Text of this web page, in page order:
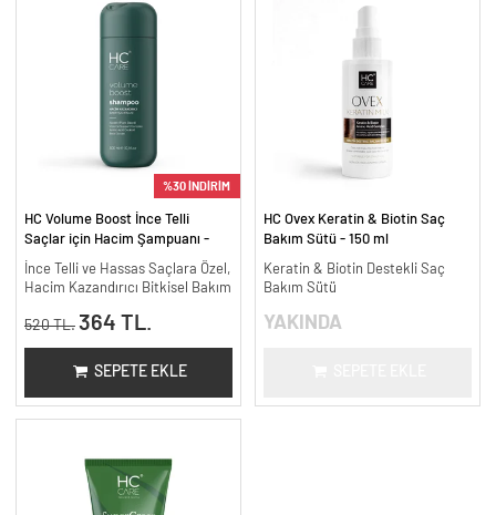
%30 İNDİRİM
HC Volume Boost İnce Telli
Saçlar için Hacim Şampuanı -
300 ml.
İnce Telli ve Hassas Saçlara Özel,
Hacim Kazandırıcı Bitkisel Bakım
520 TL. 364 TL.
SEPETE EKLE
HC Ovex Keratin & Biotin Saç
Bakım Sütü - 150 ml
Keratin & Biotin Destekli Saç
Bakım Sütü
YAKINDA